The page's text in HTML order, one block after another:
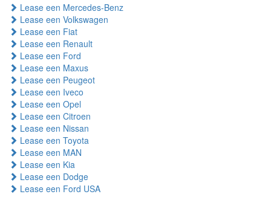
Lease een Mercedes-Benz
Lease een Volkswagen
Lease een Fiat
Lease een Renault
Lease een Ford
Lease een Maxus
Lease een Peugeot
Lease een Iveco
Lease een Opel
Lease een Citroen
Lease een Nissan
Lease een Toyota
Lease een MAN
Lease een Kia
Lease een Dodge
Lease een Ford USA